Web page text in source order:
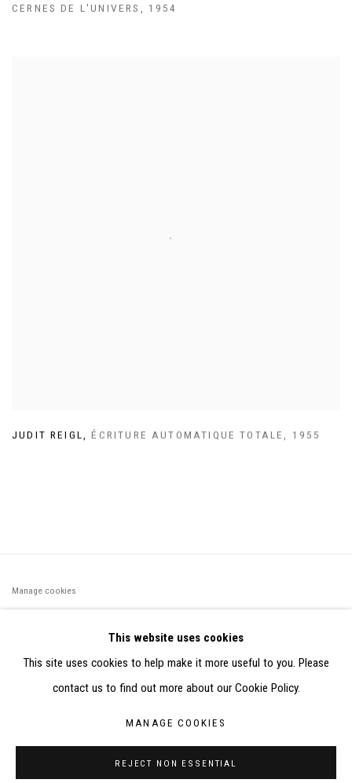
CERNES DE L'UNIVERS
1954
JUDIT REIGL ,ÉCRITURE AUTOMATIQUE TOTALE 1955
Manage cookies
PARTIR DES DONNÉES COLLECTÉES PAR ELISABETH KLIMOFF
DE 2015 À 2019
SITE BY ARTLOGIC
This website uses cookies
This site uses cookies to help make it more useful to you. Please
contact us to find out more about our Cookie Policy.
MANAGE COOKIES
REJECT NON ESSENTIAL